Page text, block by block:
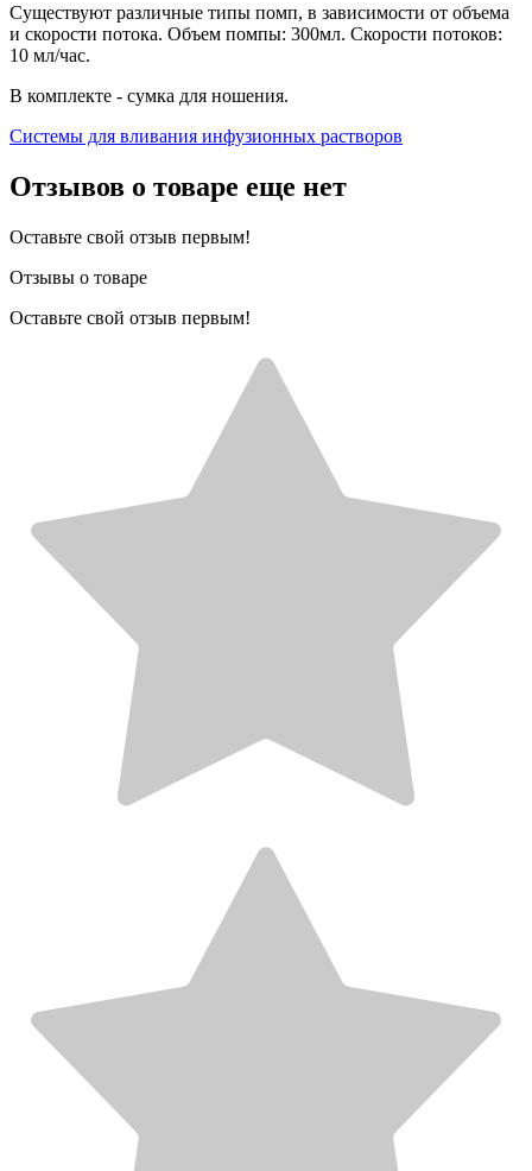
Существуют различные типы помп, в зависимости от объема
и скорости потока. Объем помпы: 300мл. Скорости потоков:
10 мл/час.
В комплекте - сумка для ношения.
Системы для вливания инфузионных растворов
Отзывов о товаре еще нет
Оставьте свой отзыв первым!
Отзывы о товаре
Оставьте свой отзыв первым!